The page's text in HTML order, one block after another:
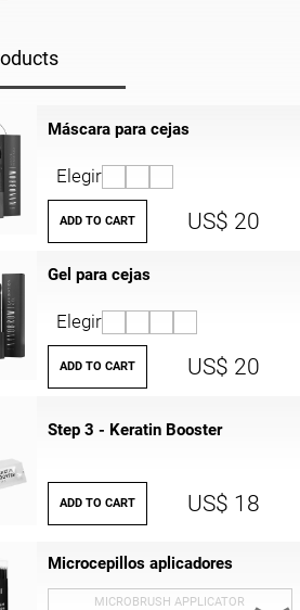
Máscara para cejas
Elegir
ADD TO CART US$ 20
Gel para cejas
Elegir
ADD TO CART US$ 20
Step 3 - Keratin Booster
ADD TO CART US$ 18
Microcepillos aplicadores
MICROBRUSH APPLICATOR